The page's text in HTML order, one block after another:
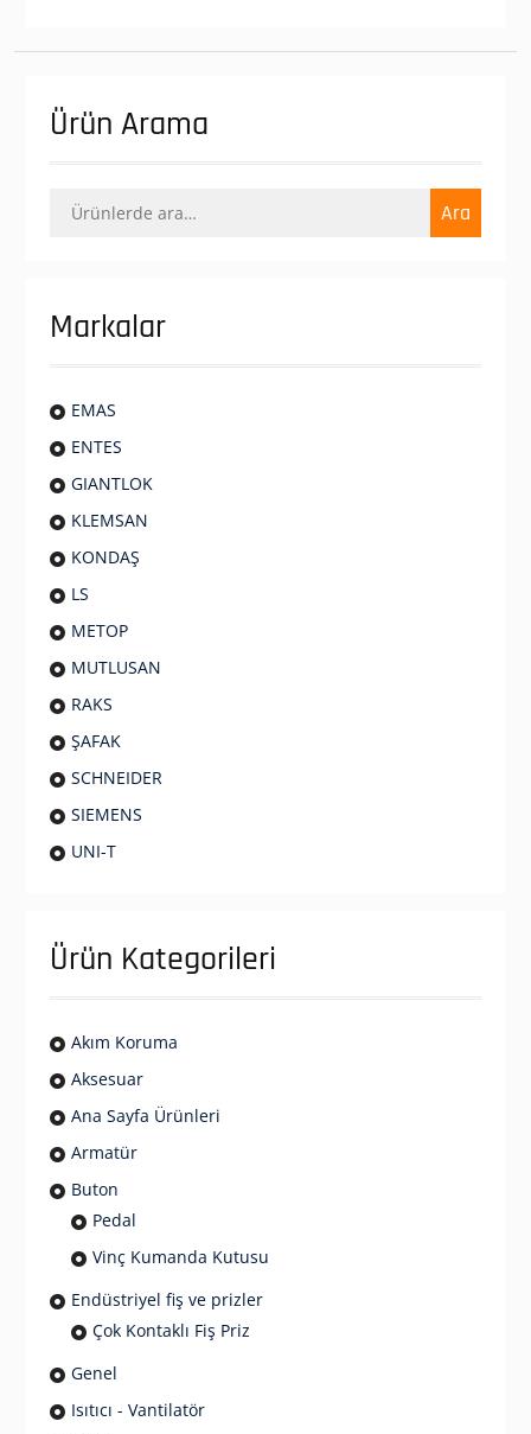
Ürün Arama
Ara: Ara
Markalar
EMAS
ENTES
GIANTLOK
KLEMSAN
KONDAŞ
LS
METOP
MUTLUSAN
RAKS
ŞAFAK
SCHNEIDER
SIEMENS
UNI-T
Ürün Kategorileri
Akım Koruma
Aksesuar
Ana Sayfa Ürünleri
Armatür
Buton
Pedal
Vinç Kumanda Kutusu
Endüstriyel fiş ve prizler
Çok Kontaklı Fiş Priz
Genel
Isıtıcı - Vantilatör